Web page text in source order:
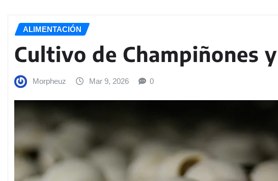
ALIMENTACIÓN
Cultivo de Champiñones
Morpheuz Mar 9, 2026 0